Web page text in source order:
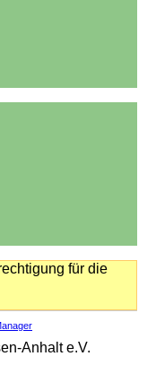
für die
Anhalt e.V.